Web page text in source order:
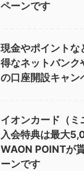
ペーンです
現金やポイントな
得なネットバンク
の口座開設キャン
イオンカード（ミ
入会特典は最大
WAON POINTが
ーンです